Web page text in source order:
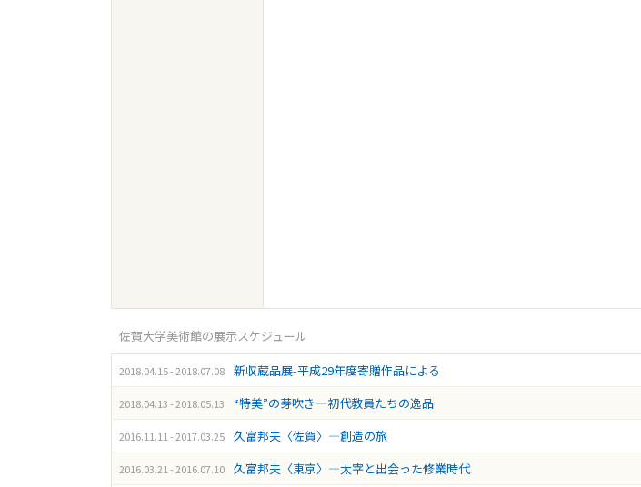
佐賀大学美術館の展示スケジュール
2018.04.15 - 2018.07.08 新収蔵品展-平成29年度寄贈作品による
2018.04.13 - 2018.05.13 “特美”の芽吹き―初代教員たちの逸品
2016.11.11 - 2017.03.25 久富邦夫〈佐賀〉―創造の旅
2016.03.21 - 2016.07.10 久富邦夫〈東京〉―太宰と出会った修業時代